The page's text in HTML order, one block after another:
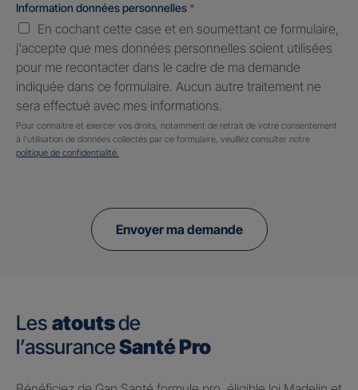
Information données personnelles *
En cochant cette case et en soumettant ce formulaire,
j'accepte que mes données personnelles soient utilisées
pour me recontacter dans le cadre de ma demande
indiquée dans ce formulaire. Aucun autre traitement ne
sera effectué avec mes informations.
Pour connaitre et exercer vos droits, notamment de retrait de votre consentement
à l'utilisation de données collectés par ce formulaire, veuillez consulter notre
politique de confidentialité.
Envoyer ma demande
Les atoutsde
l’assuranceSanté Pro